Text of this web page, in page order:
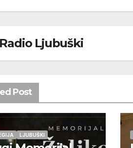
Radio Ljubuški
Post
LJUBUŠKI